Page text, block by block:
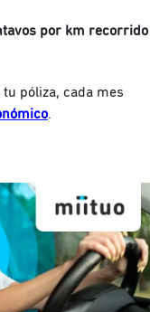
por km recorrido
póliza, cada mes
.